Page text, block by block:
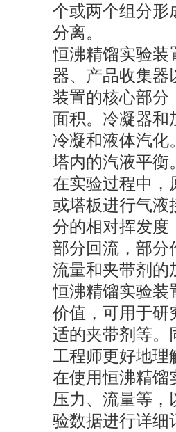
个或两个组分形
分离。
恒沸精馏实验装
器、产品收集器
装置的核心部分
面积。冷凝器和
冷凝和液体汽化
塔内的汽液平衡
在实验过程中，
或塔板进行气液
分的相对挥发度
部分回流，部分
流量和夹带剂的
恒沸精馏实验装
价值，可用于研
适的夹带剂等。
工程师更好地理
在使用恒沸精馏
压力、流量等
验数据进行详细